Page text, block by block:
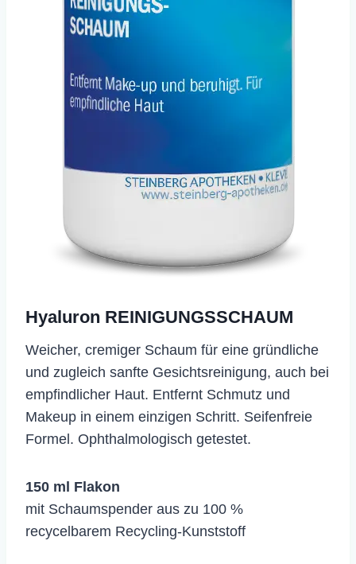
Hyaluron REINIGUNGSSCHAUM
​Weicher, cremiger Schaum für eine gründliche
und zugleich sanfte Gesichtsreinigung, auch bei
empfindlicher Haut. Entfernt Schmutz und
Makeup in einem einzigen Schritt. Seifenfreie
Formel. Ophthalmologisch getestet.
150 ml Flakon
mit Schaumspender aus zu 100 %
recycelbarem Recycling-Kunststoff